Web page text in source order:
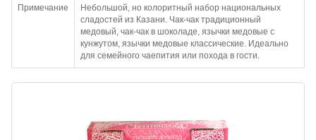
Примечание
Небольшой, но колоритный набор национальных
сладостей из Казани. Чак-чак традиционный
медовый, чак-чак в шоколаде, язычки медовые с
кунжутом, язычки медовые классические. Идеально
для семейного чаепития или похода в гости.